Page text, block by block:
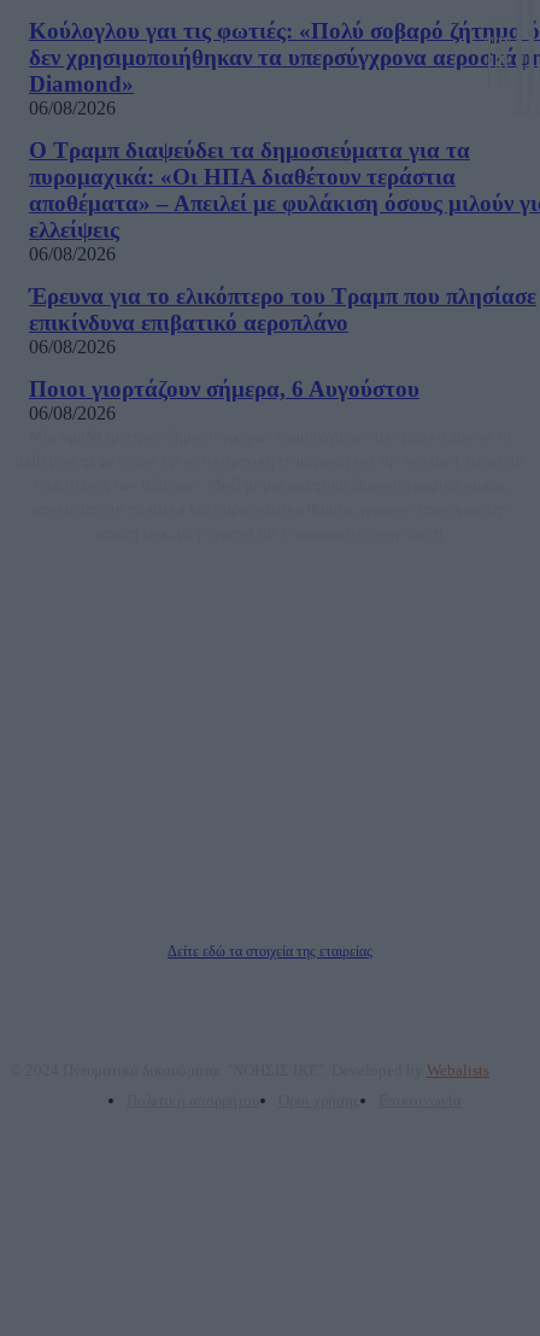
Κούλογλου γαι τις φωτιές: «Πολύ σοβαρό ζήτημα
δεν χρησιμοποιήθηκαν τα υπερσύγχρονα
Diamond»
06/08/2026
Ο Τραμπ διαψεύδει τα δημοσιεύματα για τα
πυρομαχικά: «Οι ΗΠΑ διαθέτουν τεράστια
αποθέματα» – Απειλεί με φυλάκιση όσους μιλούν
ελλείψεις
06/08/2026
Έρευνα για το ελικόπτερο του Τραμπ που πλησίασε
επικίνδυνα επιβατικό αεροπλάνο
06/08/2026
Ποιοι γιορτάζουν σήμερα, 6 Αυγούστου
06/08/2026
Δείτε εδώ τα στοιχεία της εταιρείας
Webalists